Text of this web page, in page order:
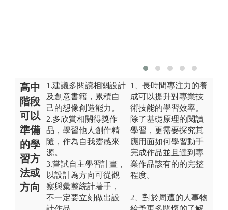
高中
階段
可以
準備
的學
習方
法或
方向
1.建議多閱讀相關設計
及創意書籍，累積自
己的想像創造能力。
2.多欣賞相關得獎作
品，學習他人創作精
隨，作為自我靈感來
源。
3.嘗試自主學習計畫，
以設計為方向可從觀
察與彙整統計著手，
不一定要立刻做出設
1、長時間專注力的養
成可以提升對專業技
術技能的學習效率。
除了基礎原理的閱讀
學習，更需要探究其
應用面如何學習動手
完成作品並且達到專
業作品該有的的完整
程度。
2、對於周遭的人事物